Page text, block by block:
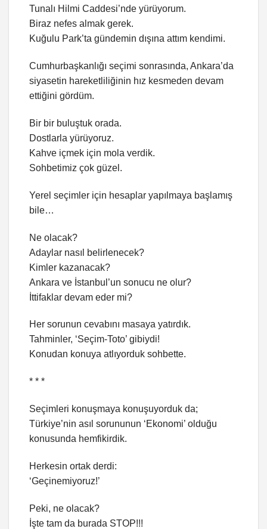
Tunalı Hilmi Caddesi’nde yürüyorum.
Biraz nefes almak gerek.
Kuğulu Park’ta gündemin dışına attım kendimi.
Cumhurbaşkanlığı seçimi sonrasında, Ankara’da
siyasetin hareketliliğinin hız kesmeden devam
ettiğini gördüm.
Bir bir buluştuk orada.
Dostlarla yürüyoruz.
Kahve içmek için mola verdik.
Sohbetimiz çok güzel.
Yerel seçimler için hesaplar yapılmaya başlamış
bile…
Ne olacak?
Adaylar nasıl belirlenecek?
Kimler kazanacak?
Ankara ve İstanbul’un sonucu ne olur?
İttifaklar devam eder mi?
Her sorunun cevabını masaya yatırdık.
Tahminler, ‘Seçim-Toto’ gibiydi!
Konudan konuya atlıyorduk sohbette.
* * *
Seçimleri konuşmaya konuşuyorduk da;
Türkiye’nin asıl sorununun ‘Ekonomi’ olduğu
konusunda hemfikirdik.
Herkesin ortak derdi:
‘Geçinemiyoruz!’
Peki, ne olacak?
İşte tam da burada STOP!!!